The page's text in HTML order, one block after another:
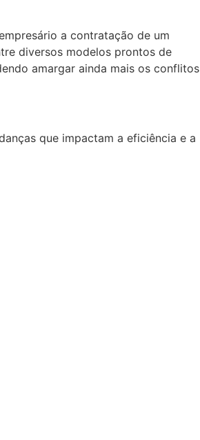
a contratação de um
diversos modelos prontos de
amargar ainda mais os conflitos
que impactam a eficiência e a